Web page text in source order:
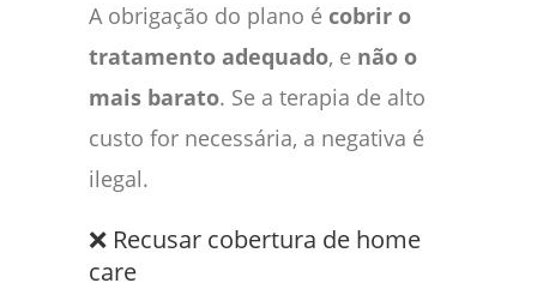
A obrigação do plano é cobrir o
tratamento adequado, e não o
mais barato. Se a terapia de alto
custo for necessária, a negativa é
ilegal.
❌ Recusar cobertura de home
care